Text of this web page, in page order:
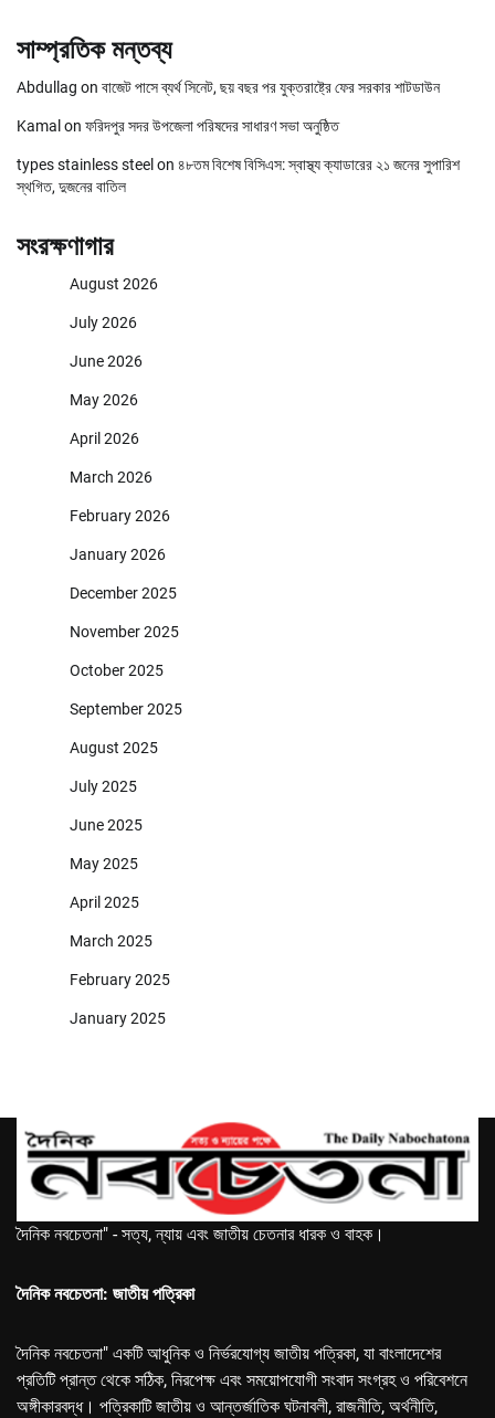
সাম্প্রতিক মন্তব্য
Abdullag on বাজেট পাসে ব্যর্থ সিনেট, ছয় বছর পর যুক্তরাষ্ট্রে ফের সরকার শাটডাউন
Kamal on ফরিদপুর সদর উপজেলা পরিষদের সাধারণ সভা অনুষ্ঠিত
types stainless steel on ৪৮তম বিশেষ বিসিএস: স্বাস্থ্য ক্যাডারের ২১ জনের সুপারিশ
স্থগিত, দুজনের বাতিল
সংরক্ষণাগার
August 2026
July 2026
June 2026
May 2026
April 2026
March 2026
February 2026
January 2026
December 2025
November 2025
October 2025
September 2025
August 2025
July 2025
June 2025
May 2025
April 2025
March 2025
February 2025
January 2025
দৈনিক নবচেতনা" - সত্য, ন্যায় এবং জাতীয় চেতনার ধারক ও বাহক।
দৈনিক নবচেতনা: জাতীয় পত্রিকা
দৈনিক নবচেতনা" একটি আধুনিক ও নির্ভরযোগ্য জাতীয় পত্রিকা, যা বাংলাদেশের
প্রতিটি প্রান্ত থেকে সঠিক, নিরপেক্ষ এবং সময়োপযোগী সংবাদ সংগ্রহ ও পরিবেশনে
অঙ্গীকারবদ্ধ। পত্রিকাটি জাতীয় ও আন্তর্জাতিক ঘটনাবলী, রাজনীতি, অর্থনীতি,